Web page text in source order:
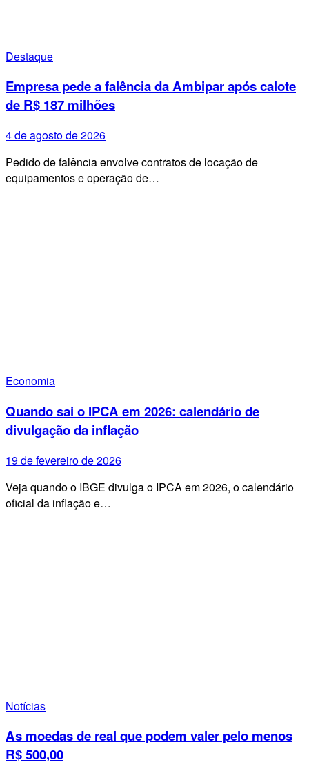
Destaque
Empresa pede a falência da Ambipar após calote
de R$ 187 milhões
4 de agosto de 2026
Pedido de falência envolve contratos de locação de
equipamentos e operação de…
Economia
Quando sai o IPCA em 2026: calendário de
divulgação da inflação
19 de fevereiro de 2026
Veja quando o IBGE divulga o IPCA em 2026, o calendário
oficial da inflação e…
Notícias
As moedas de real que podem valer pelo menos
R$ 500,00